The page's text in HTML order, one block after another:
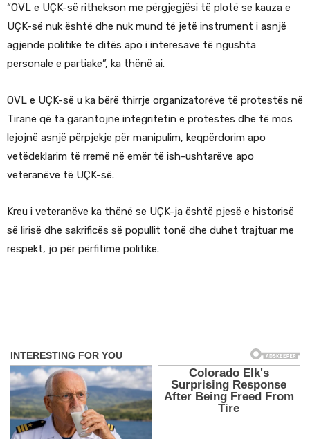
“OVL e UÇK-së rithekson me përgjegjësi të plotë se kauza e
UÇK-së nuk është dhe nuk mund të jetë instrument i asnjë
agjende politike të ditës apo i interesave të ngushta
personale e partiake”, ka thënë ai.
OVL e UÇK-së u ka bërë thirrje organizatorëve të protestës në
Tiranë që ta garantojnë integritetin e protestës dhe të mos
lejojnë asnjë përpjekje për manipulim, keqpërdorim apo
vetëdeklarim të rremë në emër të ish-ushtarëve apo
veteranëve të UÇK-së.
Kreu i veteranëve ka thënë se UÇK-ja është pjesë e historisë
së lirisë dhe sakrificës së popullit tonë dhe duhet trajtuar me
respekt, jo për përfitime politike.